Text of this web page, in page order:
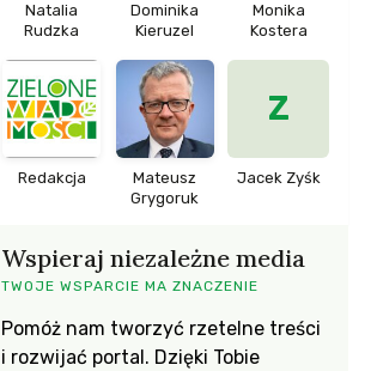
Natalia
Rudzka
Dominika
Kieruzel
Monika
Kostera
Redakcja
Mateusz
Grygoruk
Z
Jacek Zyśk
Wspieraj niezależne media
TWOJE WSPARCIE MA ZNACZENIE
Pomóż nam tworzyć rzetelne treści
i rozwijać portal. Dzięki Tobie